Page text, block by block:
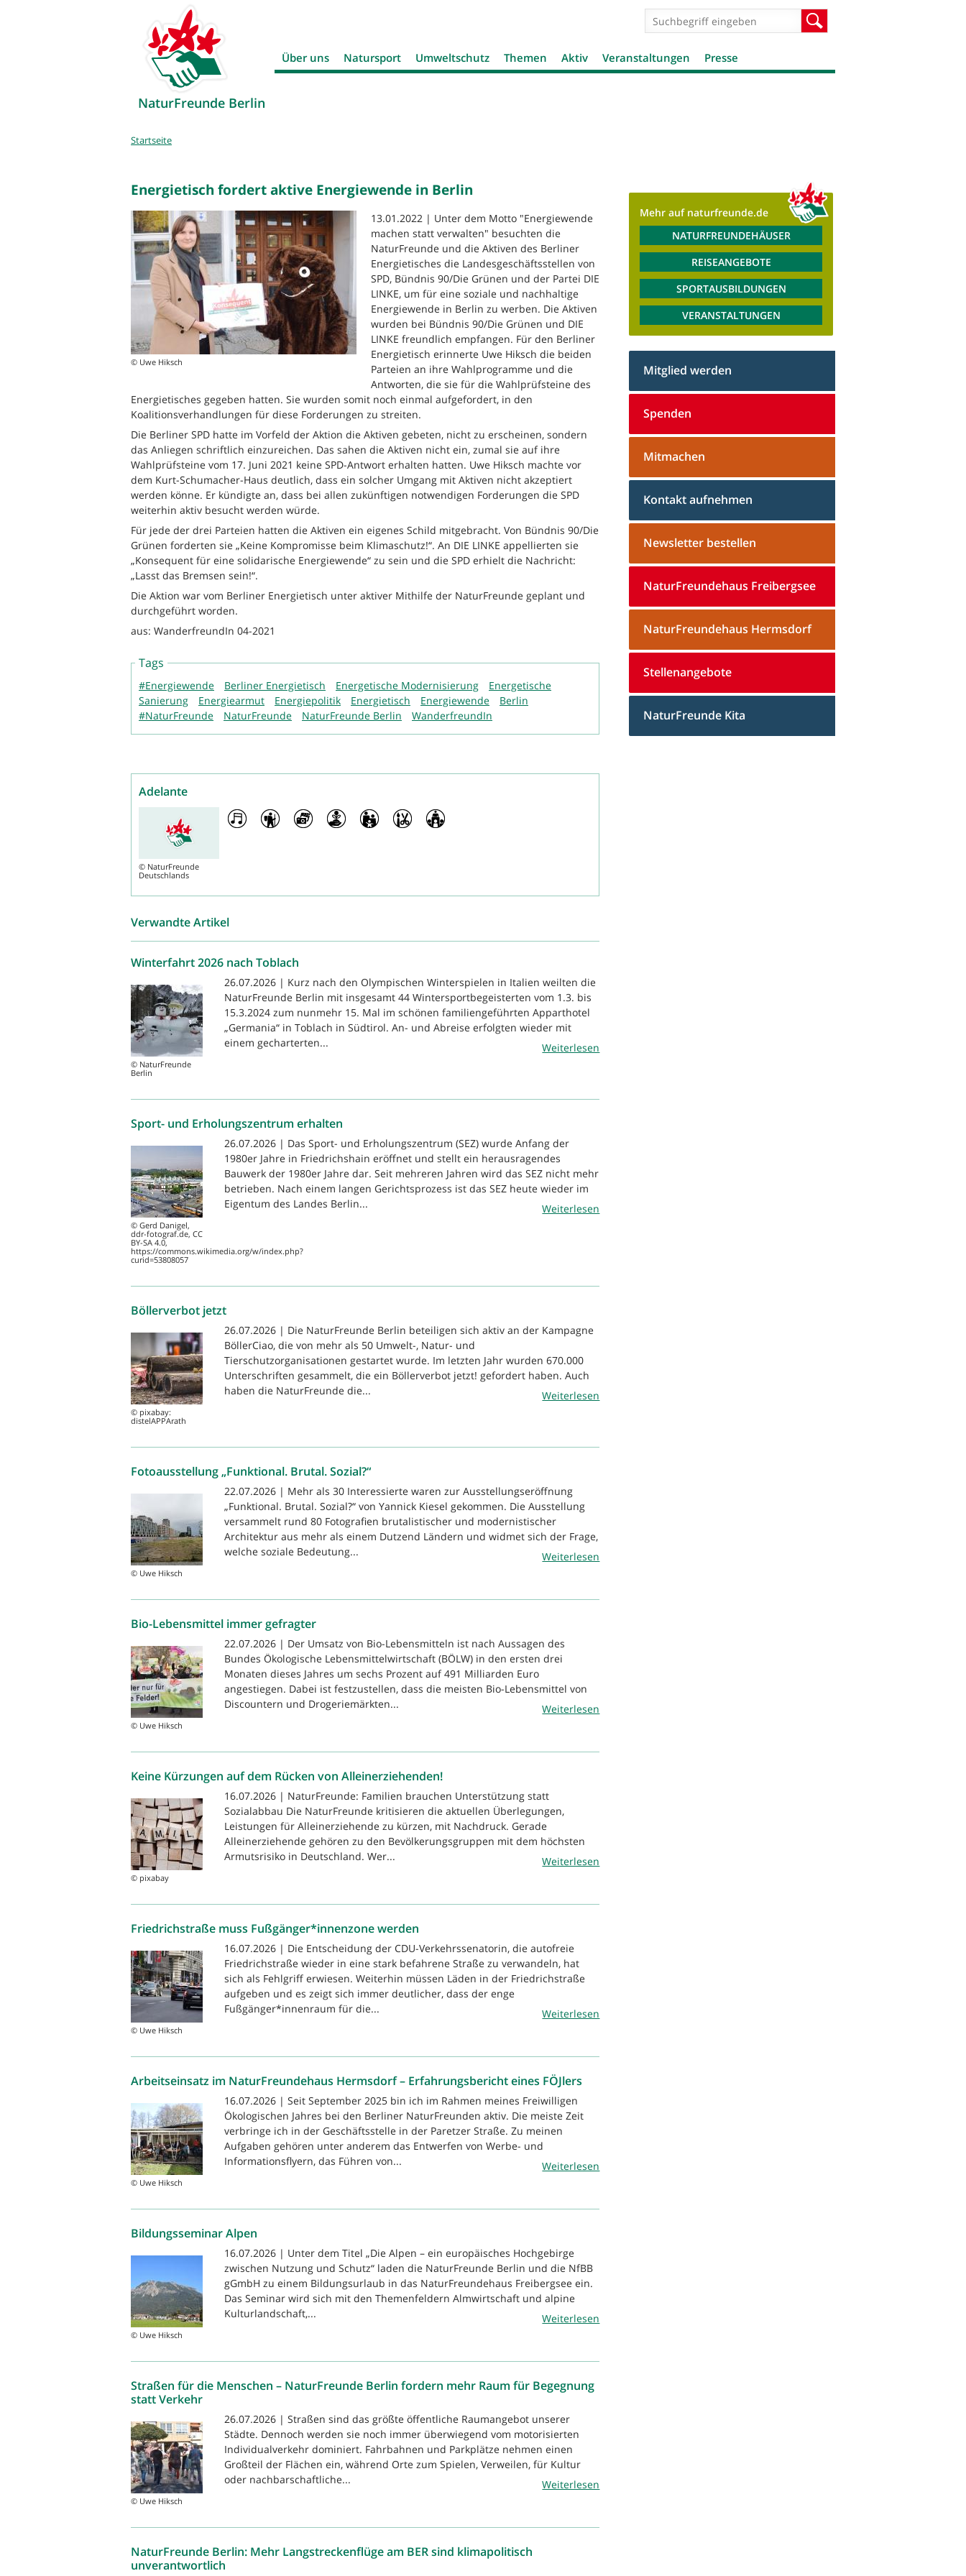
NaturFreunde Berlin
Suchformular
Über uns Natursport Umweltschutz Themen Aktiv Veranstaltungen Presse
Sie
Startseite
Energietisch fordert aktive Energiewende in Berlin
© Uwe Hiksch
13.01.2022 | Unter dem Motto "Energiewende
machen statt verwalten" besuchten die
NaturFreunde und die Aktiven des Berliner
Energietisches die Landesgeschäftsstellen von
SPD, Bündnis 90/Die Grünen und der Partei DIE
LINKE, um für eine soziale und nachhaltige
Energiewende in Berlin zu werben. Die Aktiven
wurden bei Bündnis 90/Die Grünen und DIE
LINKE freundlich empfangen. Für den Berliner
Energietisch erinnerte Uwe Hiksch die beiden
Parteien an ihre Wahlprogramme und die
Antworten, die sie für die Wahlprüfsteine des
Energietisches gegeben hatten. Sie wurden somit noch einmal aufgefordert, in den
Koalitionsverhandlungen für diese Forderungen zu streiten.
Die Berliner SPD hatte im Vorfeld der Aktion die Aktiven gebeten, nicht zu erscheinen, sondern
das Anliegen schriftlich einzureichen. Das sahen die Aktiven nicht ein, zumal sie auf ihre
Wahlprüfsteine vom 17. Juni 2021 keine SPD-Antwort erhalten hatten. Uwe Hiksch machte vor
dem Kurt-Schumacher-Haus deutlich, dass ein solcher Umgang mit Aktiven nicht akzeptiert
werden könne. Er kündigte an, dass bei allen zukünftigen notwendigen Forderungen die SPD
weiterhin aktiv besucht werden würde.
Für jede der drei Parteien hatten die Aktiven ein eigenes Schild mitgebracht. Von Bündnis 90/Die
Grünen forderten sie „Keine Kompromisse beim Klimaschutz!“. An DIE LINKE appellierten sie
„Konsequent für eine solidarische Energiewende“ zu sein und die SPD erhielt die Nachricht:
„Lasst das Bremsen sein!“.
Die Aktion war vom Berliner Energietisch unter aktiver Mithilfe der NaturFreunde geplant und
durchgeführt worden.
aus: WanderfreundIn 04-2021
Tags
#Energiewende Berliner Energietisch Energetische Modernisierung
Energetische
Sanierung
Energiearmut Energiepolitik Energietisch Energiewende
Berlin
#NaturFreunde
NaturFreunde NaturFreunde Berlin WanderfreundIn
Adelante
© NaturFreunde
Deutschlands
Verwandte Artikel
Winterfahrt 2026 nach Toblach
© NaturFreunde
Berlin
26.07.2026 | Kurz nach den Olympischen Winterspielen in Italien weilten die
NaturFreunde Berlin mit insgesamt 44 Wintersportbegeisterten vom 1.3. bis
15.3.2024 zum nunmehr 15. Mal im schönen familiengeführten Apparthotel
„Germania“ in Toblach in Südtirol. An- und Abreise erfolgten wieder mit
einem gecharterten...
Weiterlesen
Sport- und Erholungszentrum erhalten
© Gerd Danigel,
ddr-fotograf.de, CC
BY-SA 4.0,
https://commons.wikimedia.org/w/index.php?
curid=53808057
26.07.2026 | Das Sport- und Erholungszentrum (SEZ) wurde Anfang der
1980er Jahre in Friedrichshain eröffnet und stellt ein herausragendes
Bauwerk der 1980er Jahre dar. Seit mehreren Jahren wird das SEZ nicht mehr
betrieben. Nach einem langen Gerichtsprozess ist das SEZ heute wieder im
Eigentum des Landes Berlin...
Weiterlesen
Böllerverbot jetzt
© pixabay:
distelAPPArath
26.07.2026 | Die NaturFreunde Berlin beteiligen sich aktiv an der Kampagne
BöllerCiao, die von mehr als 50 Umwelt-, Natur- und
Tierschutzorganisationen gestartet wurde. Im letzten Jahr wurden 670.000
Unterschriften gesammelt, die ein Böllerverbot jetzt! gefordert haben. Auch
haben die NaturFreunde die...
Weiterlesen
Fotoausstellung „Funktional. Brutal. Sozial?“
© Uwe Hiksch
22.07.2026 | Mehr als 30 Interessierte waren zur Ausstellungseröffnung
„Funktional. Brutal. Sozial?“ von Yannick Kiesel gekommen. Die Ausstellung
versammelt rund 80 Fotografien brutalistischer und modernistischer
Architektur aus mehr als einem Dutzend Ländern und widmet sich der Frage,
welche soziale Bedeutung...
Weiterlesen
Bio-Lebensmittel immer gefragter
© Uwe Hiksch
22.07.2026 | Der Umsatz von Bio-Lebensmitteln ist nach Aussagen des
Bundes Ökologische Lebensmittelwirtschaft (BÖLW) in den ersten drei
Monaten dieses Jahres um sechs Prozent auf 491 Milliarden Euro
angestiegen. Dabei ist festzustellen, dass die meisten Bio-Lebensmittel von
Discountern und Drogeriemärkten...
Weiterlesen
Keine Kürzungen auf dem Rücken von Alleinerziehenden!
© pixabay
16.07.2026 | NaturFreunde: Familien brauchen Unterstützung statt
Sozialabbau Die NaturFreunde kritisieren die aktuellen Überlegungen,
Leistungen für Alleinerziehende zu kürzen, mit Nachdruck. Gerade
Alleinerziehende gehören zu den Bevölkerungsgruppen mit dem höchsten
Armutsrisiko in Deutschland. Wer...
Weiterlesen
Friedrichstraße muss Fußgänger*innenzone werden
© Uwe Hiksch
16.07.2026 | Die Entscheidung der CDU-Verkehrssenatorin, die autofreie
Friedrichstraße wieder in eine stark befahrene Straße zu verwandeln, hat
sich als Fehlgriff erwiesen. Weiterhin müssen Läden in der Friedrichstraße
aufgeben und es zeigt sich immer deutlicher, dass der enge
Fußgänger*innenraum für die...
Weiterlesen
Arbeitseinsatz im NaturFreundehaus Hermsdorf – Erfahrungsbericht eines FÖJlers
© Uwe Hiksch
16.07.2026 | Seit September 2025 bin ich im Rahmen meines Freiwilligen
Ökologischen Jahres bei den Berliner NaturFreunden aktiv. Die meiste Zeit
verbringe ich in der Geschäftsstelle in der Paretzer Straße. Zu meinen
Aufgaben gehören unter anderem das Entwerfen von Werbe- und
Informationsflyern, das Führen von...
Weiterlesen
Bildungsseminar Alpen
© Uwe Hiksch
16.07.2026 | Unter dem Titel „Die Alpen – ein europäisches Hochgebirge
zwischen Nutzung und Schutz“ laden die NaturFreunde Berlin und die NfBB
gGmbH zu einem Bildungsurlaub in das NaturFreundehaus Freibergsee ein.
Das Seminar wird sich mit den Themenfeldern Almwirtschaft und alpine
Kulturlandschaft,...
Weiterlesen
Straßen für die Menschen – NaturFreunde Berlin fordern mehr Raum für Begegnung
statt Verkehr
© Uwe Hiksch
26.07.2026 | Straßen sind das größte öffentliche Raumangebot unserer
Städte. Dennoch werden sie noch immer überwiegend vom motorisierten
Individualverkehr dominiert. Fahrbahnen und Parkplätze nehmen einen
Großteil der Flächen ein, während Orte zum Spielen, Verweilen, für Kultur
oder nachbarschaftliche...
Weiterlesen
NaturFreunde Berlin: Mehr Langstreckenflüge am BER sind klimapolitisch
unverantwortlich
Mehr auf naturfreunde.de
NATURFREUNDEHÄUSER
REISEANGEBOTE
SPORTAUSBILDUNGEN
VERANSTALTUNGEN
Mitglied werden
Spenden
Mitmachen
Kontakt aufnehmen
Newsletter bestellen
NaturFreundehaus Freibergsee
NaturFreundehaus Hermsdorf
Stellenangebote
NaturFreunde Kita